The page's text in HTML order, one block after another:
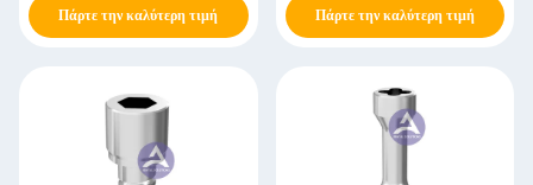
Πάρτε την καλύτερη τιμή Πάρτε την καλύτερη τιμή